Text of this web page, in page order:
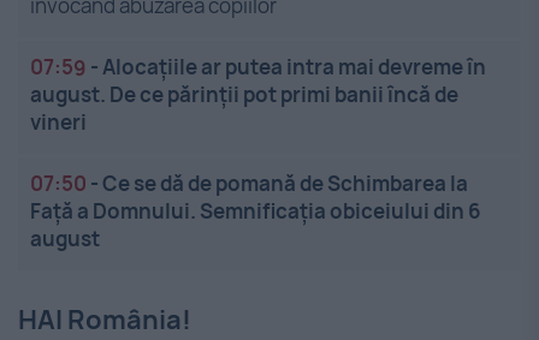
07:59 -Alocațiile ar putea intra mai devreme în
august. De ce părinții pot primi banii încă de
vineri
07:50 -Ce se dă de pomană de Schimbarea la
Față a Domnului. Semnificația obiceiului din 6
august
HAI România!